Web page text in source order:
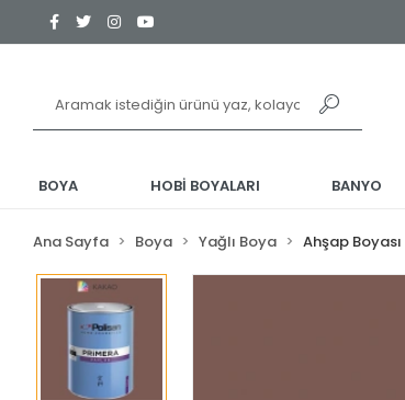
BOYA HOBİ BOYALARI BANYO
Ana Sayfa Boya Yağlı Boya Ahşap Boyası